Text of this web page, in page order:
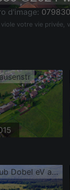
d'image: 079830
votre vie privée,
Tennis Club Dobel eV au Kurpark